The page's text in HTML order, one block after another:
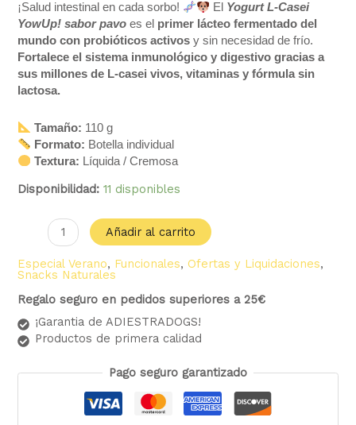
¡Salud intestinal en cada sorbo! El Yogurt L-Casei
YowUp! sabor pavo es el primer lácteo fermentado del
mundo con probióticos activos y sin necesidad de frío.
Fortalece el sistema inmunológico y digestivo gracias a
sus millones de L-casei vivos, vitaminas y fórmula sin
lactosa.
Tamaño: 110 g
Formato: Botella individual
Textura: Líquida / Cremosa
Disponibilidad: 11 disponibles
Añadir al carrito
Especial Verano, Funcionales, Ofertas y Liquidaciones,
Snacks Naturales
Regalo seguro en pedidos superiores a 25€
¡Garantia de ADIESTRADOGS!
Productos de primera calidad
Pago seguro garantizado